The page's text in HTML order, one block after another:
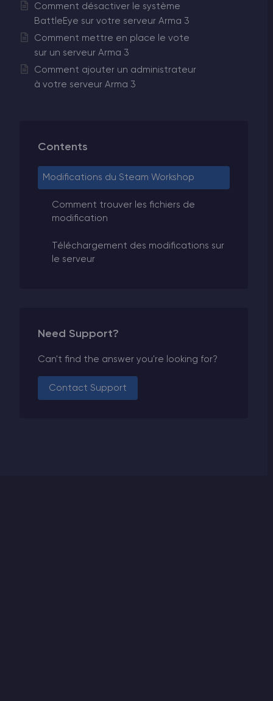
Comment désactiver le système
BattleEye sur votre serveur Arma 3
Comment mettre en place le vote
sur un serveur Arma 3
Comment ajouter un administrateur
à votre serveur Arma 3
Contents
Modifications du Steam Workshop
Comment trouver les fichiers de
modification
Téléchargement des modifications sur
le serveur
Need Support?
Can't find the answer you're looking for?
Contact Support